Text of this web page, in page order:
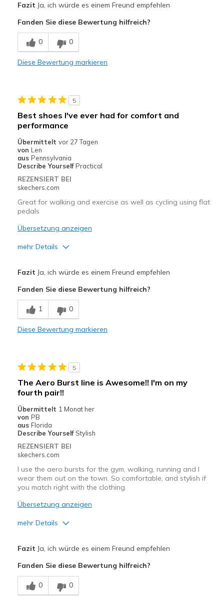
Geeignete Verwendung
Casual Wear
Fazit Ja, ich würde es einem Freund empfehlen
Fanden Sie diese Bewertung hilfreich?
0 0
Diese Bewertung markieren
5
Best shoes I've ever had for comfort and
performance
Übermittelt vor 27 Tagen
von Len
aus Pennsylvania
Describe Yourself Practical
REZENSIERT BEI
skechers.com
Great for walking and exercise as well as cycling using flat
pedals
Übersetzung anzeigen
mehr Details
Geeignete Verwendung
Casual Wear
Fazit Ja, ich würde es einem Freund empfehlen
Fanden Sie diese Bewertung hilfreich?
1 0
Diese Bewertung markieren
5
The Aero Burst line is Awesome!! I'm on my
fourth pair!!
Übermittelt 1 Monat her
von PB
aus Florida
Describe Yourself Stylish
REZENSIERT BEI
skechers.com
I use the aero bursts for the gym, walking, running and I
wear them out on the town. So comfortable, and stylish if
you match right with the clothing.
Übersetzung anzeigen
mehr Details
Breathe Well
Comfortable
Fazit Ja, ich würde es einem Freund empfehlen
Fanden Sie diese Bewertung hilfreich?
0 0